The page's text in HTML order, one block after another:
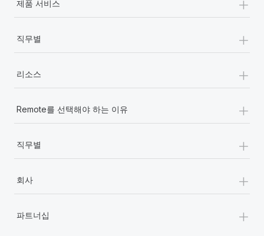
제품 서비스
직무별 +
리소스 +
Remote를 선택해야 하는 이유 +
직무별 +
회사 +
파트너십 +